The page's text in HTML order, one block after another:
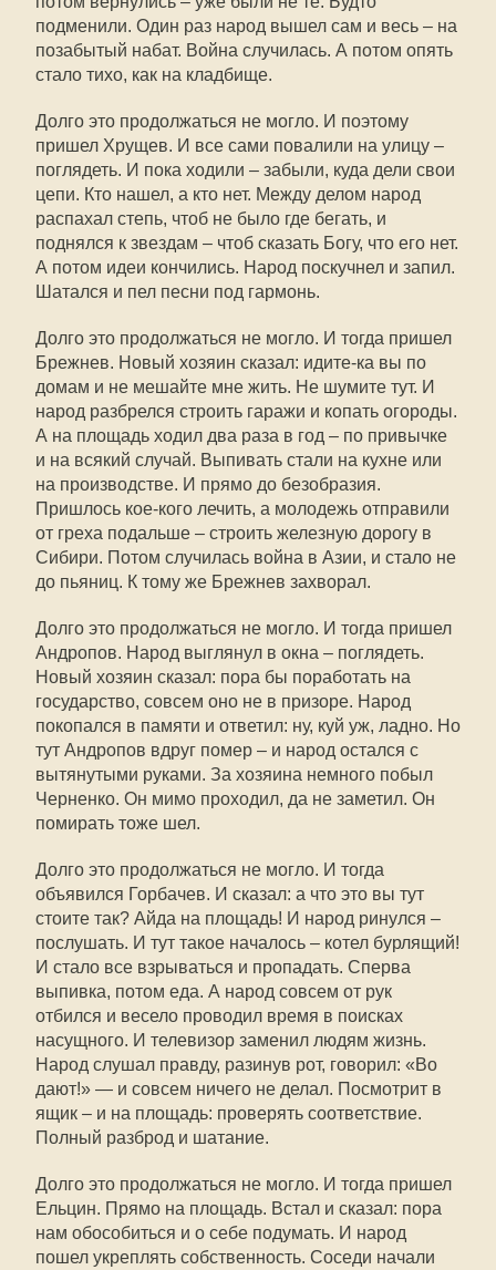
подменили. Один раз народ вышел сам и весь – на
позабытый набат. Война случилась. А потом опять
стало тихо, как на кладбище.
Долго это продолжаться не могло. И поэтому
пришел Хрущев. И все сами повалили на улицу –
поглядеть. И пока ходили – забыли, куда дели свои
цепи. Кто нашел, а кто нет. Между делом народ
распахал степь, чтоб не было где бегать, и
поднялся к звездам – чтоб сказать Богу, что его нет.
А потом идеи кончились. Народ поскучнел и запил.
Шатался и пел песни под гармонь.
Долго это продолжаться не могло. И тогда пришел
Брежнев. Новый хозяин сказал: идите-ка вы по
домам и не мешайте мне жить. Не шумите тут. И
народ разбрелся строить гаражи и копать огороды.
А на площадь ходил два раза в год – по привычке
и на всякий случай. Выпивать стали на кухне или
на производстве. И прямо до безобразия.
Пришлось кое-кого лечить, а молодежь отправили
от греха подальше – строить железную дорогу в
Сибири. Потом случилась война в Азии, и стало не
до пьяниц. К тому же Брежнев захворал.
Долго это продолжаться не могло. И тогда пришел
Андропов. Народ выглянул в окна – поглядеть.
Новый хозяин сказал: пора бы поработать на
государство, совсем оно не в призоре. Народ
покопался в памяти и ответил: ну, куй уж, ладно. Но
тут Андропов вдруг помер – и народ остался с
вытянутыми руками. За хозяина немного побыл
Черненко. Он мимо проходил, да не заметил. Он
помирать тоже шел.
Долго это продолжаться не могло. И тогда
объявился Горбачев. И сказал: а что это вы тут
стоите так? Айда на площадь! И народ ринулся –
послушать. И тут такое началось – котел бурлящий!
И стало все взрываться и пропадать. Сперва
выпивка, потом еда. А народ совсем от рук
отбился и весело проводил время в поисках
насущного. И телевизор заменил людям жизнь.
Народ слушал правду, разинув рот, говорил: «Во
дают!» — и совсем ничего не делал. Посмотрит в
ящик – и на площадь: проверять соответствие.
Полный разброд и шатание.
Долго это продолжаться не могло. И тогда пришел
Ельцин. Прямо на площадь. Встал и сказал: пора
нам обособиться и о себе подумать. И народ
пошел укреплять собственность. Соседи начали